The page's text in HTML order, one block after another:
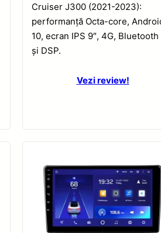
Cruiser J300 (2021-2023):
performanță Octa-core,
10, ecran IPS 9″, 4G, Bluetooth
și DSP.
Vezi review!